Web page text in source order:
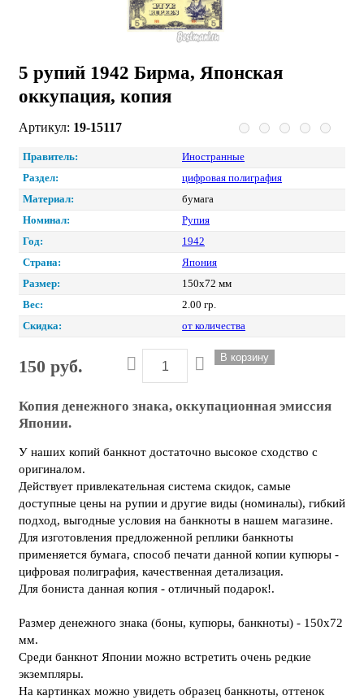
5 рупий 1942 Бирма, Японская
оккупация, копия
Артикул: 19-15117
Правитель:
Иностранные
Раздел:
цифровая полиграфия
Материал:
бумага
Номинал:
Рупия
Год:
1942
Страна:
Япония
Размер:
150х72 мм
Вес:
2.00 гр.
Скидка:
от количества
150 руб.
Копия денежного знака, оккупационная эмиссия
Японии.
У наших копий банкнот достаточно высокое сходство с
оригиналом.
Действует привлекательная система скидок, самые
доступные цены на рупии и другие виды (номиналы), гибкий
подход, выгодные условия на банкноты в нашем магазине.
Для изготовления предложенной реплики банкноты
применяется бумага, способ печати данной копии купюры -
цифровая полиграфия, качественная детализация.
Для бониста данная копия - отличный подарок!.
Размер денежного знака (боны, купюры, банкноты) - 150х72
мм.
Среди банкнот Японии можно встретить очень редкие
экземпляры.
На картинках можно увидеть образец банкноты, оттенок